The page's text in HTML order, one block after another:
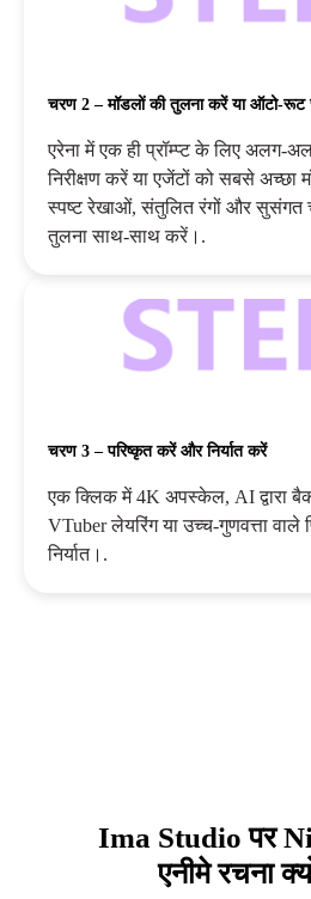
चरण 2 – मॉडलों की तुलना करें या ऑटो-
एरेना में एक ही प्रॉम्प्ट के लिए अलग-
निरीक्षण करें या एजेंटों को सबसे अच्छा
स्पष्ट रेखाओं, संतुलित रंगों और सुसंगत
तुलना साथ-साथ करें।.
चरण 3 – परिष्कृत करें और निर्यात करें
एक क्लिक में 4K अपस्केल, AI द्वारा
VTuber लेयरिंग या उच्च-गुणवत्ता वाले
निर्यात।.
Ima Studio पर
एनीमे रचना